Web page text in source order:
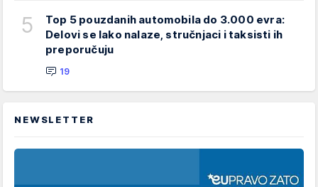
5
Top 5 pouzdanih automobila do 3.000 evra:
Delovi se lako nalaze, stručnjaci i taksisti ih
preporučuju
19
NEWSLETTER